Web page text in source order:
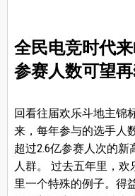
全民电竞时代
参赛人数可望
回看往届欢乐斗地主锦
来，每年参与的选手人
超过2.6亿参赛人次的
人群。 过去五年里，
里一个特殊的例子。得